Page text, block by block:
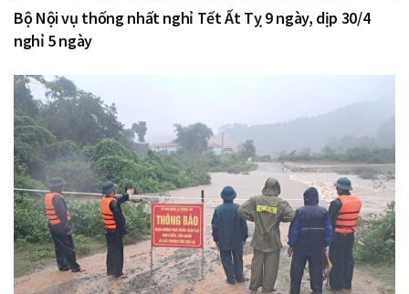
Bộ Nội vụ thống nhất nghỉ Tết Ất Tỵ 9 ngày, dịp 30/4
nghỉ 5 ngày